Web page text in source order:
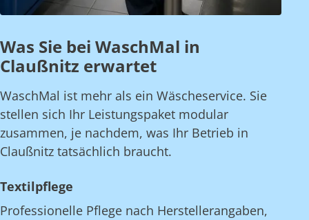
Was Sie bei WaschMal in
Claußnitz erwartet
WaschMal ist mehr als ein Wäscheservice. Sie
stellen sich Ihr Leistungspaket modular
zusammen, je nachdem, was Ihr Betrieb in
Claußnitz tatsächlich braucht.
Textilpflege
Professionelle Pflege nach Herstellerangaben,